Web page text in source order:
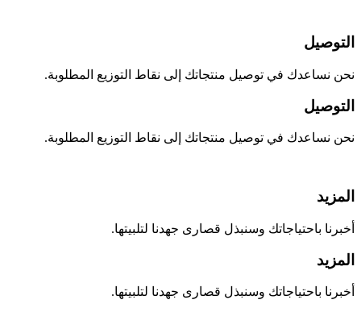
التوصيل
نحن نساعدك في توصيل منتجاتك إلى نقاط التوزيع المطلوبة.
التوصيل
نحن نساعدك في توصيل منتجاتك إلى نقاط التوزيع المطلوبة.
المزيد
أخبرنا باحتياجاتك وسنبذل قصارى جهدنا لتلبيتها.
المزيد
أخبرنا باحتياجاتك وسنبذل قصارى جهدنا لتلبيتها.